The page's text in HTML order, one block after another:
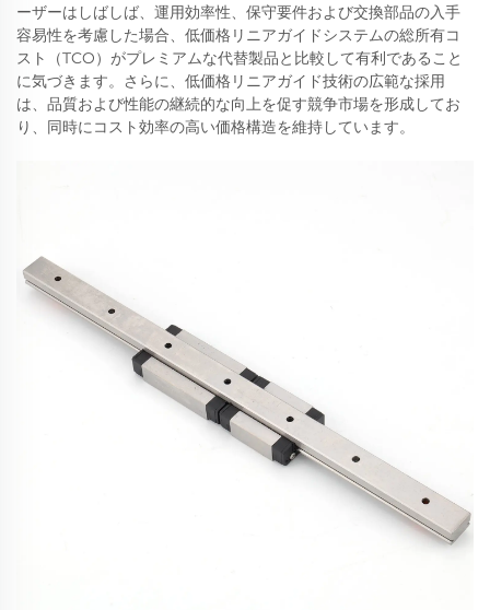
ーザーはしばしば、運用効率性、保守要件および交換部品の入手
容易性を考慮した場合、低価格リニアガイドシステムの総所有コ
スト（TCO）がプレミアムな代替製品と比較して有利であること
に気づきます。さらに、低価格リニアガイド技術の広範な採用
は、品質および性能の継続的な向上を促す競争市場を形成してお
り、同時にコスト効率の高い価格構造を維持しています。